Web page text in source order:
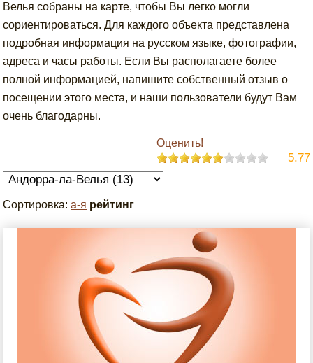
Велья собраны на карте, чтобы Вы легко могли
сориентироваться. Для каждого объекта представлена
подробная информация на русском языке, фотографии,
адреса и часы работы. Если Вы располагаете более
полной информацией, напишите собственный отзыв о
посещении этого места, и наши пользователи будут Вам
очень благодарны.
Оценить!
5.77
Сортировка:а-я рейтинг